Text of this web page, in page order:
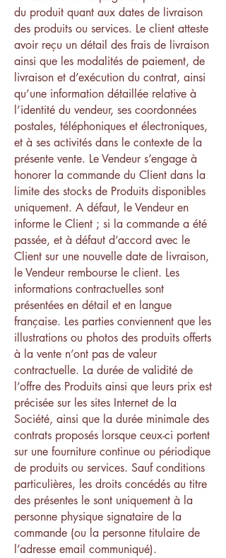
du produit quant aux dates de livraison
des produits ou services. Le client atteste
avoir reçu un détail des frais de livraison
ainsi que les modalités de paiement, de
livraison et d’exécution du contrat, ainsi
qu’une information détaillée relative à
l’identité du vendeur, ses coordonnées
postales, téléphoniques et électroniques,
et à ses activités dans le contexte de la
présente vente. Le Vendeur s’engage à
honorer la commande du Client dans la
limite des stocks de Produits disponibles
uniquement. A défaut, le Vendeur en
informe le Client ; si la commande a été
passée, et à défaut d’accord avec le
Client sur une nouvelle date de livraison,
le Vendeur rembourse le client. Les
informations contractuelles sont
présentées en détail et en langue
française. Les parties conviennent que les
illustrations ou photos des produits offerts
à la vente n’ont pas de valeur
contractuelle. La durée de validité de
l’offre des Produits ainsi que leurs prix est
précisée sur les sites Internet de la
Société, ainsi que la durée minimale des
contrats proposés lorsque ceux-ci portent
sur une fourniture continue ou périodique
de produits ou services. Sauf conditions
particulières, les droits concédés au titre
des présentes le sont uniquement à la
personne physique signataire de la
commande (ou la personne titulaire de
l’adresse email communiqué).